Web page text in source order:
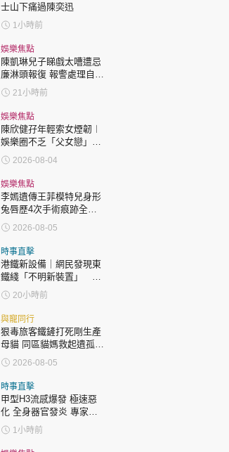
士山下痛過陳奕迅
1小時前
娛樂焦點
陳凱琳兒子睇戲太嘈遭忌
廉淋頭報復 報警處理自責
護子不力 歐錦棠陳倩揚齊
表態「媽媽有責任」
21小時前
娛樂焦點
陳欣健孖年輕索女煙韌︱
娛樂圈不乏「父女戀」
「爺孫戀」 年齡差距最大
達51歲 最受矚目有李龍
基謝賢
2026-08-04
娛樂焦點
李嫣遺傳王菲模特兒身形
兔唇歷4次手術痕跡全消
變身美少女顏值升級
2026-08-05
時事直擊
港鐵新設備｜網民發現東
鐵綫「不明新裝置」 港
鐵解畫新設備用途
20小時前
與寵同行
狠毒旅客鐵鏟打死剛生產
母貓 同區貓媽救起遺孤貓
B接手哺育
2026-08-05
時事直擊
甲型H3流感爆發 極速惡
化 全身器官發炎 專家：
持續高燒要立即求醫
1小時前